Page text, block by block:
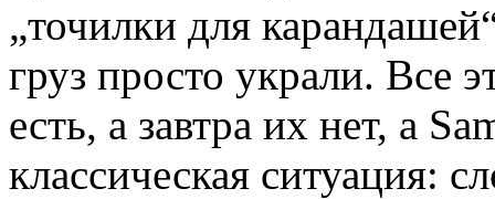
„точилки для
груз просто украли. Все
есть, а завтра их нет, а
классическая ситуация: